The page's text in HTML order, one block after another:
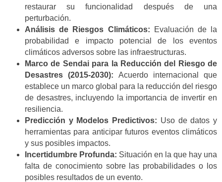
restaurar su funcionalidad después de una
perturbación.
Análisis de Riesgos Climáticos: Evaluación de la
probabilidad e impacto potencial de los eventos
climáticos adversos sobre las infraestructuras.
Marco de Sendai para la Reducción del Riesgo de
Desastres (2015-2030): Acuerdo internacional que
establece un marco global para la reducción del riesgo
de desastres, incluyendo la importancia de invertir en
resiliencia.
Predicción y Modelos Predictivos: Uso de datos y
herramientas para anticipar futuros eventos climáticos
y sus posibles impactos.
Incertidumbre Profunda: Situación en la que hay una
falta de conocimiento sobre las probabilidades o los
posibles resultados de un evento.